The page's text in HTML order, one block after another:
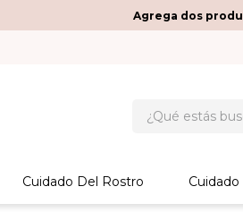
Agrega dos
Cuidado Del Rostro Cuidado